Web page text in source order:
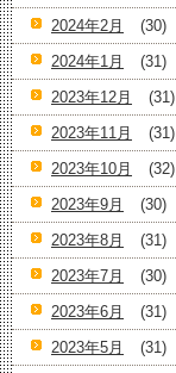
2024年2月
(30)
2024年1月
(31)
2023年12月
(31)
2023年11月
(31)
2023年10月
(32)
2023年9月
(30)
2023年8月
(31)
2023年7月
(30)
2023年6月
(31)
2023年5月
(31)